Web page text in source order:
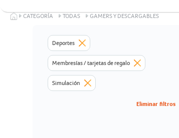
CATEGORÍA TODAS GAMERS Y DESCARGABLES
Deportes
Membresías / tarjetas de regalo
Simulación
Eliminar filtros